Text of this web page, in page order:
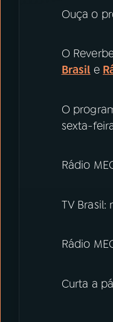
Ouça o
O
Brasil e
O
sexta-
Rádio
TV
Rádio
Curta a